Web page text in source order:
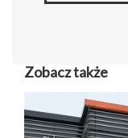
Zobacz także